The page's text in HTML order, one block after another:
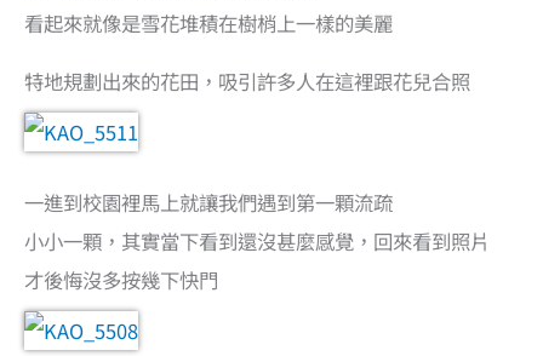
看起來就像是雪花堆積在樹梢上一樣的美麗
特地規劃出來的花田，吸引許多人在這裡跟花兒合照
一進到校園裡馬上就讓我們遇到第一顆流疏
小小一顆，其實當下看到還沒甚麼感覺，回來看到照片
才後悔沒多按幾下快門